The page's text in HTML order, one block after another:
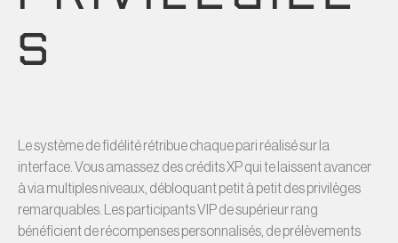
S
Le système de fidélité rétribue chaque pari réalisé sur la
interface. Vous amassez des crédits XP qui te laissent avancer
à via multiples niveaux, débloquant petit à petit des privilèges
remarquables. Les participants VIP de supérieur rang
bénéficient de récompenses personnalisés, de prélèvements